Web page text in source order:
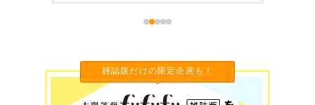
雑誌版だけの限定企画も！